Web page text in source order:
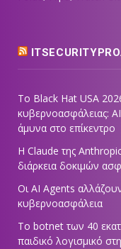
Το Black Hat USA
κυβερνοασφάλειας:
άμυνα στο επίκεντρο
Η Claude της Anthropic
διάρκεια δοκιμών
Οι AI Agents
κυβερνοασφάλεια
Το botnet των 40
παιδικό λογισμικό